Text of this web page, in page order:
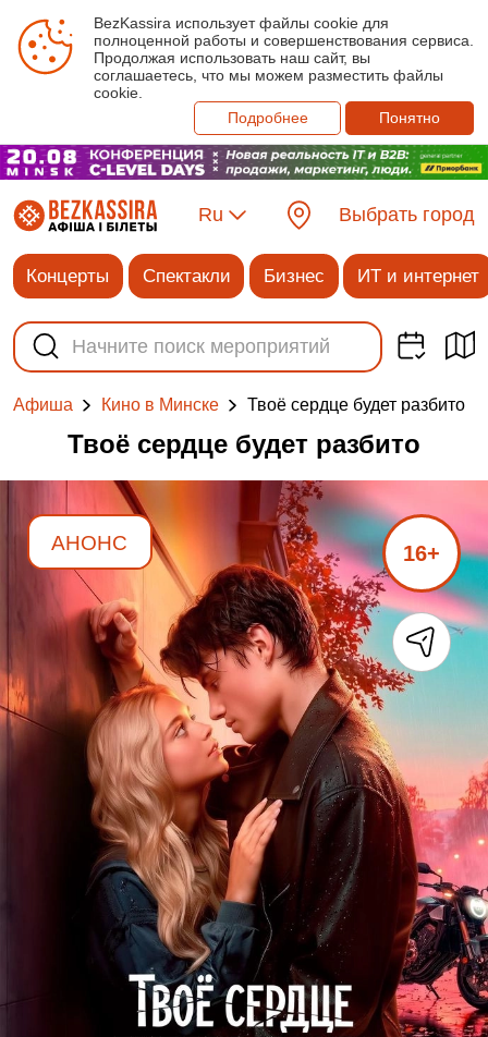
BezKassira использует файлы cookie для
полноценной работы и совершенствования сервиса.
Продолжая использовать наш сайт, вы
соглашаетесь, что мы можем разместить файлы
cookie.
Подробнее
Понятно
Ru Выбрать город
Концерты Спектакли Бизнес ИТ и интернет
Афиша Кино в Минске Твоё сердце будет разбито
Твоё сердце будет разбито
АНОНС 16+